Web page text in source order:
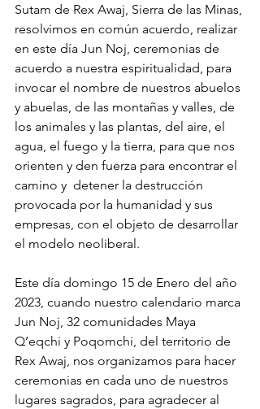
Sutam de Rex Awaj, Sierra de las Minas,
resolvimos en común acuerdo, realizar
en este día Jun Noj, ceremonias de
acuerdo a nuestra espiritualidad, para
invocar el nombre de nuestros abuelos
y abuelas, de las montañas y valles, de
los animales y las plantas, del aire, el
agua, el fuego y la tierra, para que nos
orienten y den fuerza para encontrar el
camino y  detener la destrucción
provocada por la humanidad y sus
empresas, con el objeto de desarrollar
el modelo neoliberal.
Este día domingo 15 de Enero del año
2023, cuando nuestro calendario marca
Jun Noj, 32 comunidades Maya
Q’eqchi y Poqomchi, del territorio de
Rex Awaj, nos organizamos para hacer
ceremonias en cada uno de nuestros
lugares sagrados, para agradecer al